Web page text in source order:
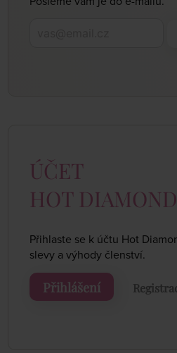
ÚČET
HOT
Přihlaste se k účtu Hot
slevy a výhody členství.
Přihlášení